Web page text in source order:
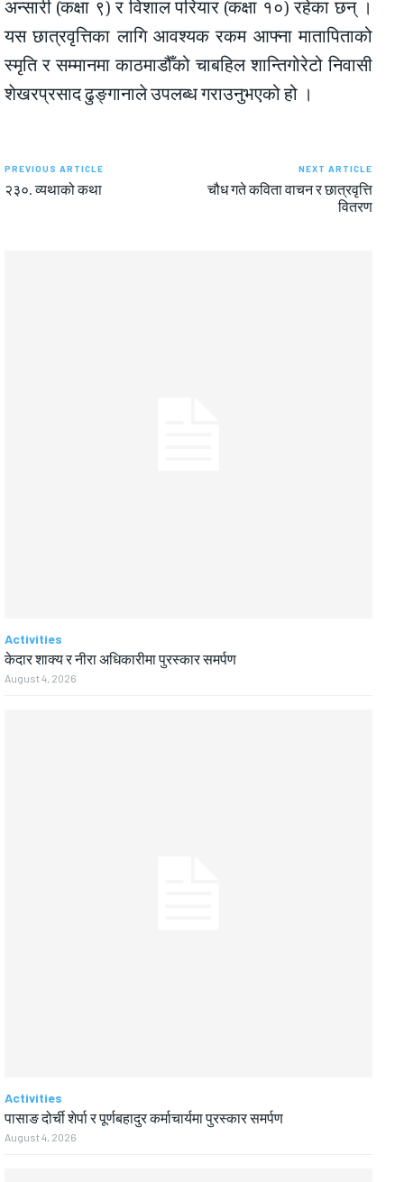
अन्सारी (कक्षा ९) र विशाल परियार (कक्षा १०) रहेका छन् ।
यस छात्रवृत्तिका लागि आवश्यक रकम आफ्ना मातापिताको
स्मृति र सम्मानमा काठमाडौँको चाबहिल शान्तिगोरेटो निवासी
शेखरप्रसाद ढुङ्गानाले उपलब्ध गराउनुभएको हो ।
PREVIOUS ARTICLE
२३०. व्यथाको कथा
NEXT ARTICLE
चौध गते कविता वाचन र छात्रवृत्ति
वितरण
Activities
केदार शाक्य र नीरा अधिकारीमा पुरस्कार समर्पण
August 4, 2026
Activities
पासाङ दोर्ची शेर्पा र पूर्णबहादुर कर्माचार्यमा पुरस्कार समर्पण
August 4, 2026